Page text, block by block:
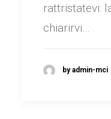
rattristatevi:
chiarirvi…
by admin-mci